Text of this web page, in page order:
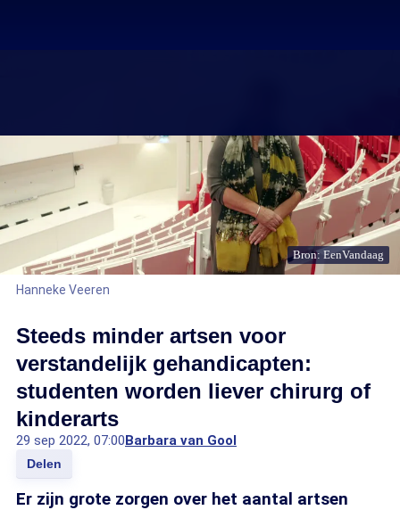
Bron: EenVandaag
Hanneke Veeren
Steeds minder artsen voor
verstandelijk gehandicapten:
studenten worden liever chirurg of
kinderarts
29 sep 2022, 07:00Barbara van Gool
Delen
Er zijn grote zorgen over het aantal artsen